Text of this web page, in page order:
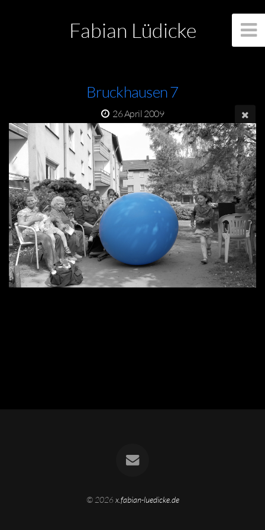
Fabian Lüdicke
Bruckhausen 7
26 April 2009
© 2026x.fabian-luedicke.de